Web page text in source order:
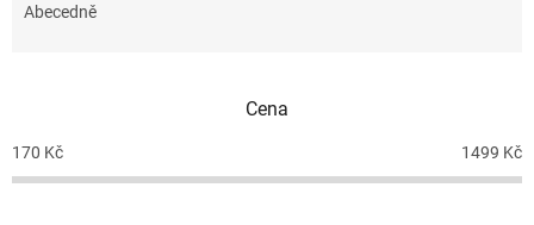
o
d
Abecedně
Cena
170 Kč 1499 Kč